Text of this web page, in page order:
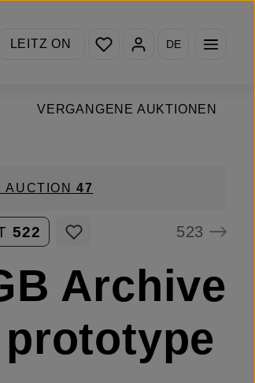
LEITZ ON
Du hast 0 Produkte auf
DE
VERGANGENE AUKTIONEN
AUCTION47
522 523
Archive